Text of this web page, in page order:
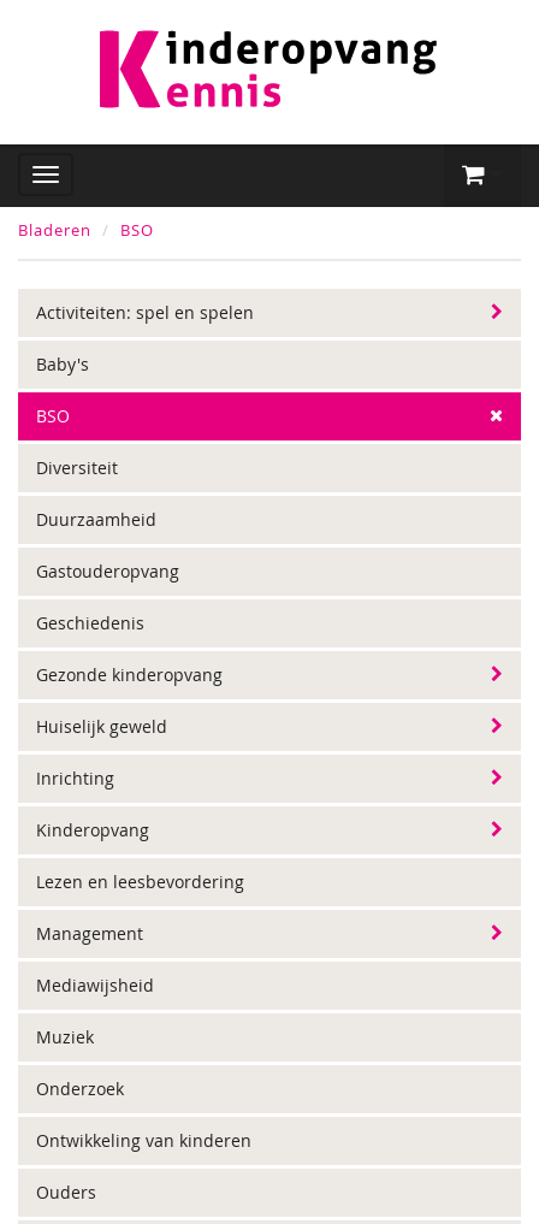
Bladeren BSO
Activiteiten: spel en spelen
Baby's
BSO
Diversiteit
Duurzaamheid
Gastouderopvang
Geschiedenis
Gezonde kinderopvang
Huiselijk geweld
Inrichting
Kinderopvang
Lezen en leesbevordering
Management
Mediawijsheid
Muziek
Onderzoek
Ontwikkeling van kinderen
Ouders